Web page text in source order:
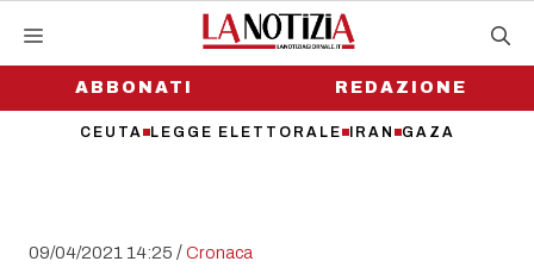
contenutoABBONATI
CEUTA LEGGE ELETTORALE IRAN GAZA
REDAZIONE
09/04/2021 14:25 /Cronaca